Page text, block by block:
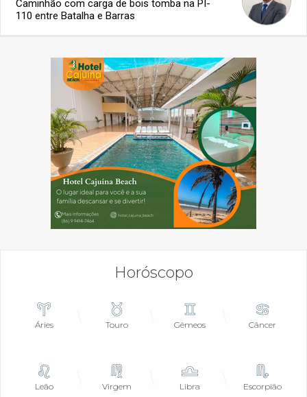
Caminhão com carga de bois tomba na PI-
110 entre Batalha e Barras
Horóscopo
Áries Touro Gêmeos Câncer
Leão Virgem Libra Escorpião